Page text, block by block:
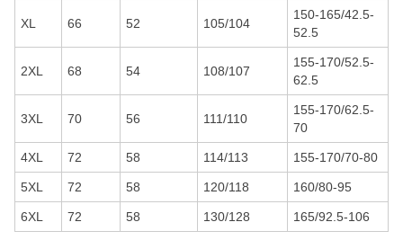
XL 66 52 105/104
150-165/42.5-
52.5
2XL 68 54 108/107
155-170/52.5-
62.5
3XL 70 56 111/110
155-170/62.5-
70
4XL 72 58 114/113 155-170/70-80
5XL 72 58 120/118 160/80-95
6XL 72 58 130/128 165/92.5-106